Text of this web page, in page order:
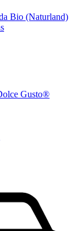
Bio (Naturland)
Gusto®